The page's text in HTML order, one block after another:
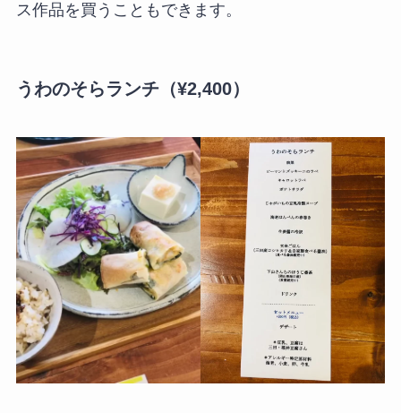
ス作品を買うこともできます。
うわのそらランチ（¥2,400）